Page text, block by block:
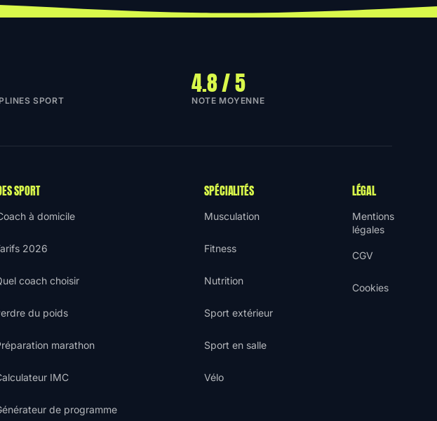
SPORT
4.8 / 5
NOTE MOYENNE
SPORT
à domicile
2026
coach choisir
du poids
marathon
IMC
de programme
SPÉCIALITÉS
Musculation
Fitness
Nutrition
Sport extérieur
Sport en salle
Vélo
LÉGAL
Mentions
légales
CGV
Cookies